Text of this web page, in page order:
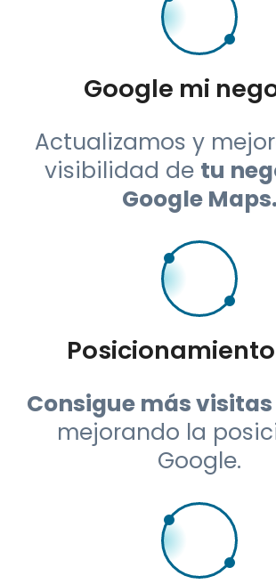
Google mi
Actualizamos y
visibilidad de
tu
Google
Posicionamiento
Consigue más visitas
mejorando la
Google.
Hosting ultra